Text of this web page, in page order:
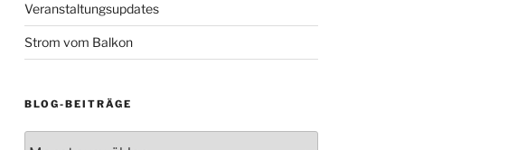
Veranstaltungsupdates
Strom vom Balkon
BLOG-BEITRÄGE